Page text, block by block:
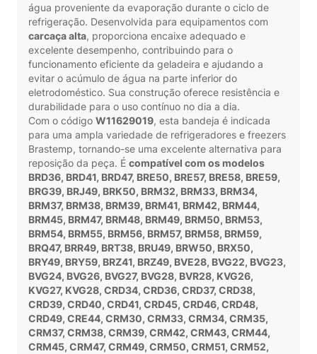
água proveniente da evaporação durante o ciclo de
refrigeração. Desenvolvida para equipamentos com
carcaça alta, proporciona encaixe adequado e
excelente desempenho, contribuindo para o
funcionamento eficiente da geladeira e ajudando a
evitar o acúmulo de água na parte inferior do
eletrodoméstico. Sua construção oferece resistência e
durabilidade para o uso contínuo no dia a dia.
Com o código W11629019, esta bandeja é indicada
para uma ampla variedade de refrigeradores e freezers
Brastemp, tornando-se uma excelente alternativa para
reposição da peça. É compatível com os modelos
BRD36, BRD41, BRD47, BRE50, BRE57, BRE58, BRE59,
BRG39, BRJ49, BRK50, BRM32, BRM33, BRM34,
BRM37, BRM38, BRM39, BRM41, BRM42, BRM44,
BRM45, BRM47, BRM48, BRM49, BRM50, BRM53,
BRM54, BRM55, BRM56, BRM57, BRM58, BRM59,
BRQ47, BRR49, BRT38, BRU49, BRW50, BRX50,
BRY49, BRY59, BRZ41, BRZ49, BVE28, BVG22, BVG23,
BVG24, BVG26, BVG27, BVG28, BVR28, KVG26,
KVG27, KVG28, CRD34, CRD36, CRD37, CRD38,
CRD39, CRD40, CRD41, CRD45, CRD46, CRD48,
CRD49, CRE44, CRM30, CRM33, CRM34, CRM35,
CRM37, CRM38, CRM39, CRM42, CRM43, CRM44,
CRM45, CRM47, CRM49, CRM50, CRM51, CRM52,